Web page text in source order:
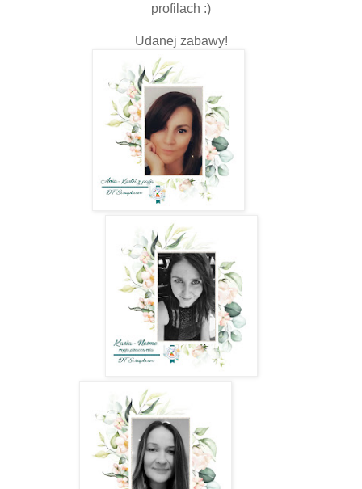
profilach :)
Udanej zabawy!